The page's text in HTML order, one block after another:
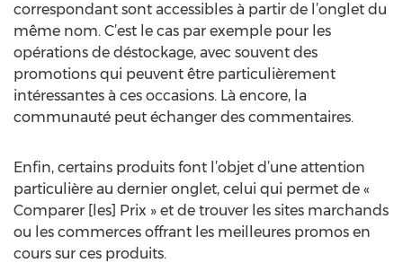
correspondant sont accessibles à partir de l’onglet du
même nom. C’est le cas par exemple pour les
opérations de déstockage, avec souvent des
promotions qui peuvent être particulièrement
intéressantes à ces occasions. Là encore, la
communauté peut échanger des commentaires.
Enfin, certains produits font l’objet d’une attention
particulière au dernier onglet, celui qui permet de «
Comparer [les] Prix » et de trouver les sites marchands
ou les commerces offrant les meilleures promos en
cours sur ces produits.